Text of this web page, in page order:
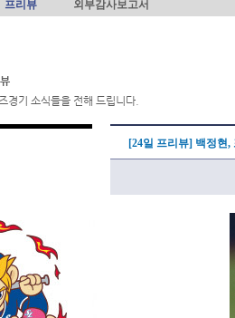
프리뷰 외부감사보고서
경기 소식들을 전해 드립니다.
[24일 프리뷰] 백정현